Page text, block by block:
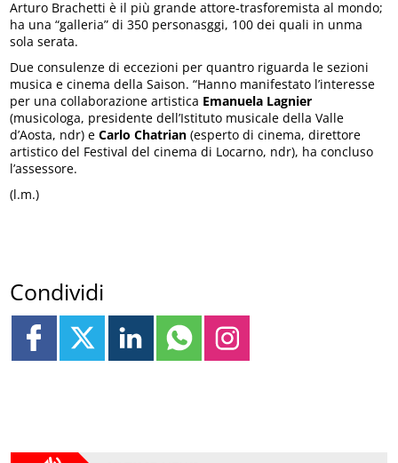
Arturo Brachetti è il più grande attore-trasforemista al mondo;
ha una “galleria” di 350 personasggi, 100 dei quali in unma
sola serata.
Due consulenze di eccezioni per quantro riguarda le sezioni
musica e cinema della Saison. “Hanno manifestato l’interesse
per una collaborazione artistica Emanuela Lagnier
(musicologa, presidente dell’Istituto musicale della Valle
d’Aosta, ndr) eCarlo Chatrian (esperto di cinema, direttore
artistico del Festival del cinema di Locarno, ndr), ha concluso
l’assessore.
(l.m.)
Condividi